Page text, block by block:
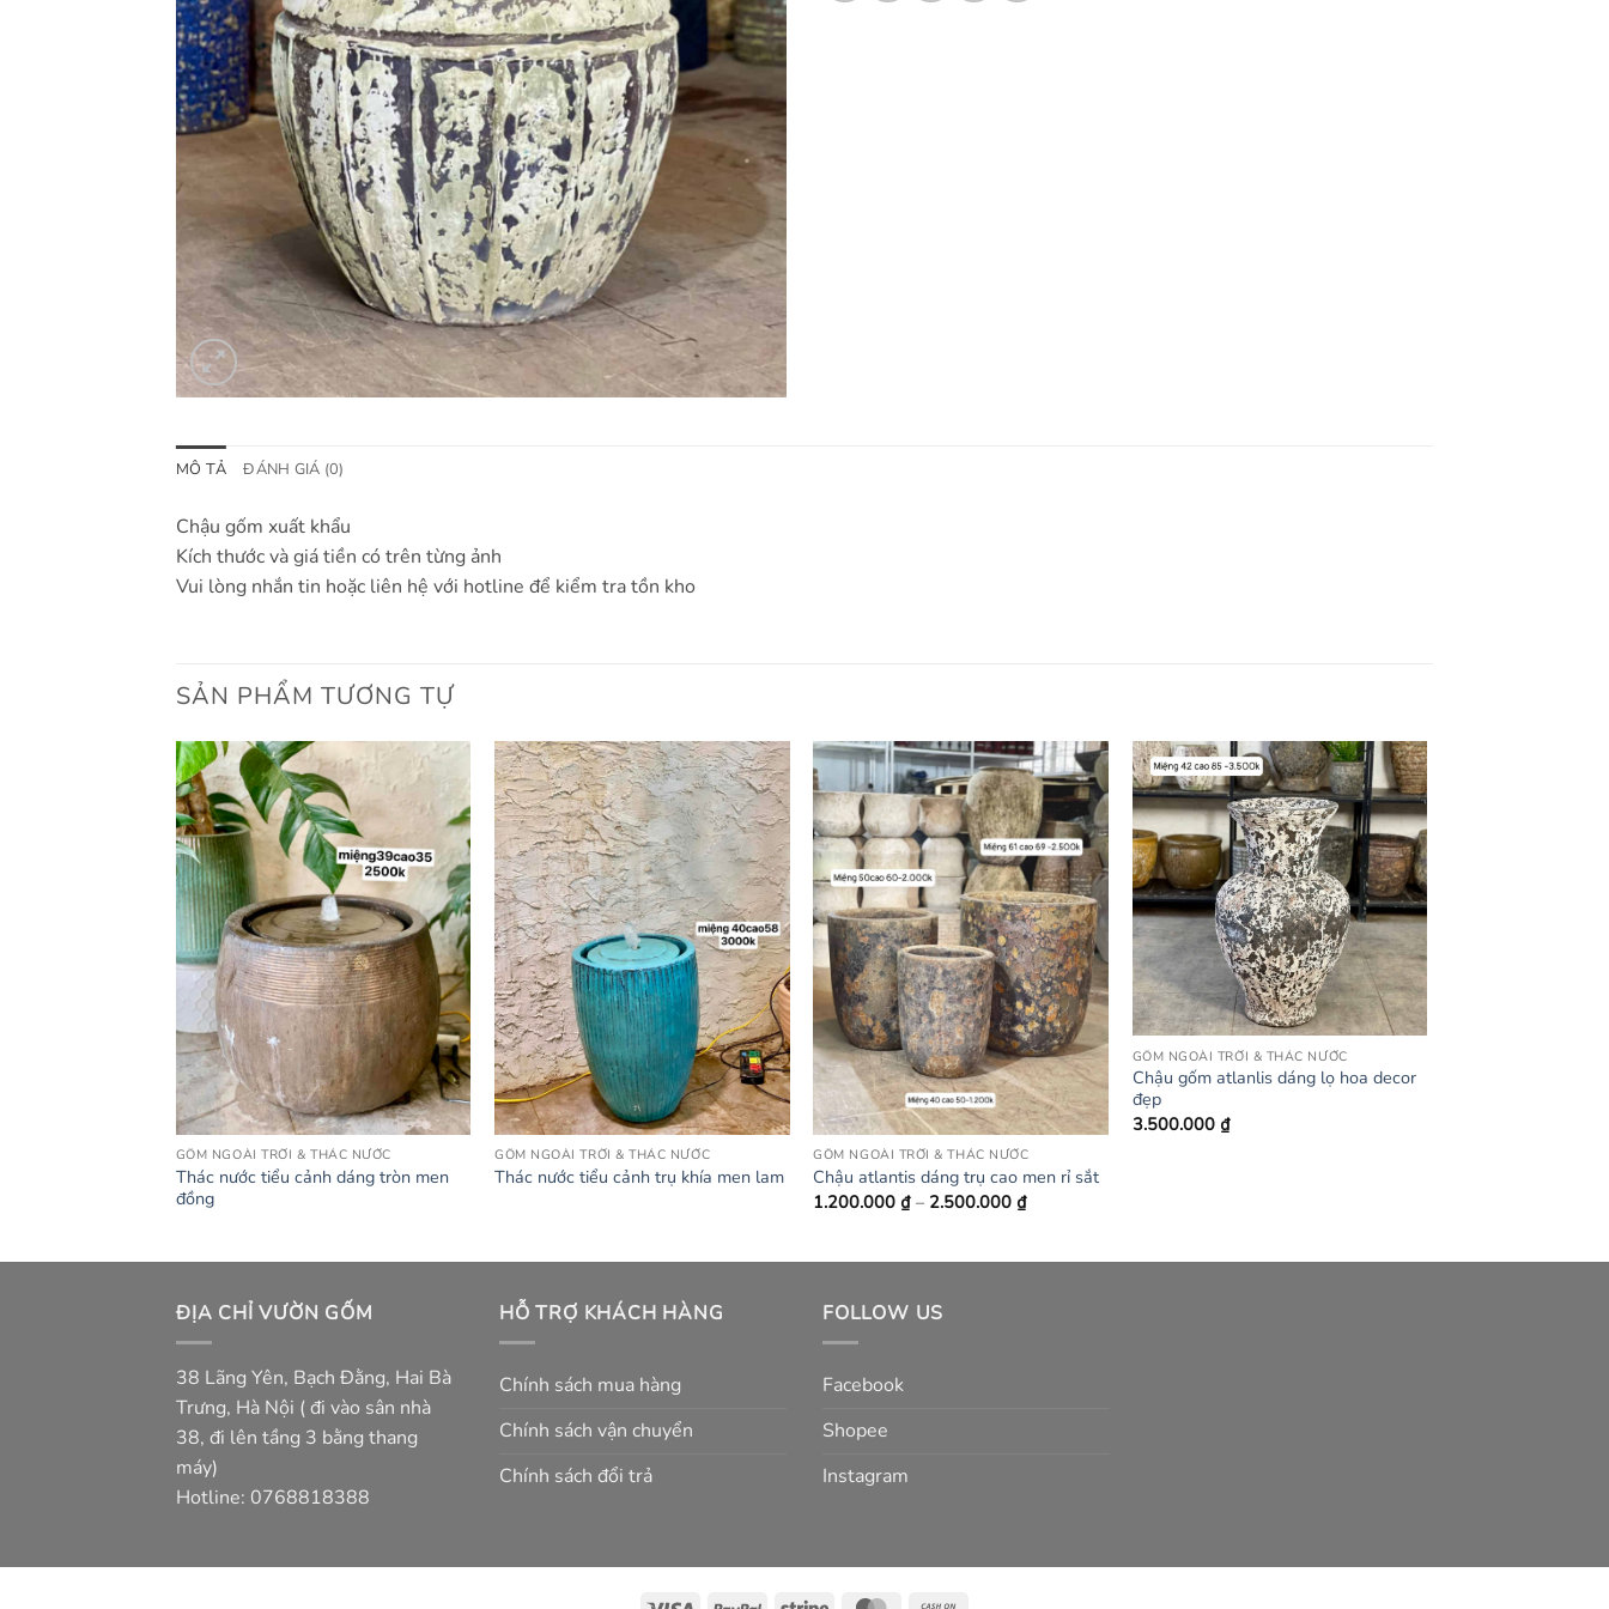
MÔ TẢ ĐÁNH GIÁ (0)
Chậu gốm xuất khẩu
Kích thước và giá tiền có trên từng ảnh
Vui lòng nhắn tin hoặc liên hệ với hotline để kiểm tra tồn kho
SẢN PHẨM TƯƠNG TỰ
GỐM NGOÀI TRỜI & THÁC NƯỚC
Thác nước tiểu cảnh dáng tròn men
đồng
GỐM NGOÀI TRỜI & THÁC NƯỚC
Thác nước tiểu cảnh trụ khía men lam
GỐM NGOÀI TRỜI & THÁC NƯỚC
Chậu atlantis dáng trụ cao men rỉ sắt
1.200.000 ₫ – 2.500.000 ₫Khoảng
đến
GỐM NGOÀI TRỜI & THÁC NƯỚC
Chậu gốm atlanlis dáng lọ hoa decor
đẹp
3.500.000 ₫
ĐỊA CHỈ VƯỜN GỐM
38 Lãng Yên, Bạch Đằng, Hai Bà
Trưng, Hà Nội ( đi vào sân nhà
38, đi lên tầng 3 bằng thang
máy)
Hotline: 0768818388
HỖ TRỢ KHÁCH HÀNG
Chính sách mua hàng
Chính sách vận chuyển
Chính sách đổi trả
FOLLOW US
Facebook
Shopee
Instagram